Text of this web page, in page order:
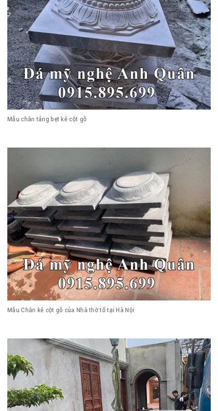
Mẫu chân tảng bẹt kê cột gỗ
Mẫu Chân kê cột gỗ của Nhà thờ tổ tại Hà Nội